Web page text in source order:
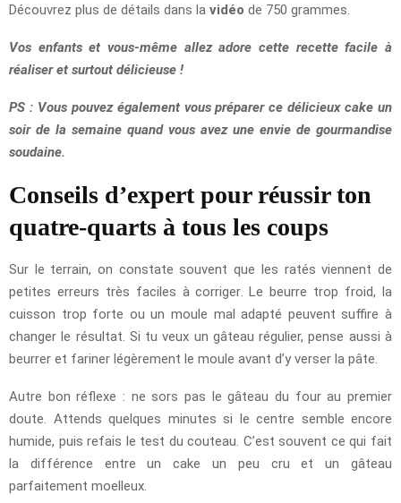
Découvrez plus de détails dans la vidéo de 750 grammes.
Vos enfants et vous-même allez adore cette recette facile à
réaliser et surtout délicieuse !
PS : Vous pouvez également vous préparer ce délicieux cake un
soir de la semaine quand vous avez une envie de gourmandise
soudaine.
Conseils d’expert pour réussir ton
quatre-quarts à tous les coups
Sur le terrain, on constate souvent que les ratés viennent de
petites erreurs très faciles à corriger. Le beurre trop froid, la
cuisson trop forte ou un moule mal adapté peuvent suffire à
changer le résultat. Si tu veux un gâteau régulier, pense aussi à
beurrer et fariner légèrement le moule avant d’y verser la pâte.
Autre bon réflexe : ne sors pas le gâteau du four au premier
doute. Attends quelques minutes si le centre semble encore
humide, puis refais le test du couteau. C’est souvent ce qui fait
la différence entre un cake un peu cru et un gâteau
parfaitement moelleux.